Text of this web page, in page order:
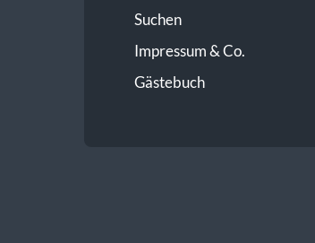
Suchen
Impressum & Co.
Gästebuch